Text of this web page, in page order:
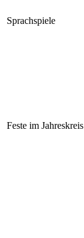
Sprachspiele
Feste im Jahreskreis